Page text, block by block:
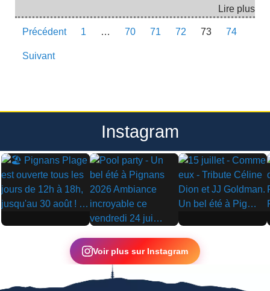
Lire plus
Précédent 1 … 70 71 72 73 74
Suivant
Instagram
▶
▶
▶
Voir plus sur Instagram